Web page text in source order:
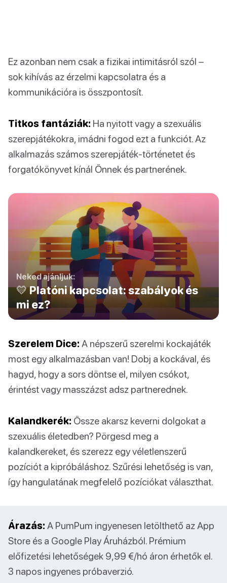
Ez azonban nem csak a fizikai intimitásról szól –
sok kihívás az érzelmi kapcsolatra és a
kommunikációra is összpontosít.
Titkos fantáziák: Ha nyitott vagy a szexuális
szerepjátékokra, imádni fogod ezt a funkciót. Az
alkalmazás számos szerepjáték-történetet és
forgatókönyvet kínál Önnek és partnerének.
Neked ajánljuk:
💛 Platóni kapcsolat: szabályok és
mi ez?
Szerelem Dice: A népszerű szerelmi kockajáték
most egy alkalmazásban van! Dobj a kockával, és
hagyd, hogy a sors döntse el, milyen csókot,
érintést vagy masszázst adsz partnerednek.
Kalandkerék: Össze akarsz keverni dolgokat a
szexuális életedben? Pörgesd meg a
kalandkereket, és szerezz egy véletlenszerű
pozíciót a kipróbáláshoz. Szűrési lehetőség is van,
így hangulatának megfelelő pozíciókat választhat.
Árazás: A PumPum ingyenesen letölthető az App
Store és a Google Play Áruházból. Prémium
előfizetési lehetőségek 9,99 €/hó áron érhetők el.
3 napos ingyenes próbaverzió.